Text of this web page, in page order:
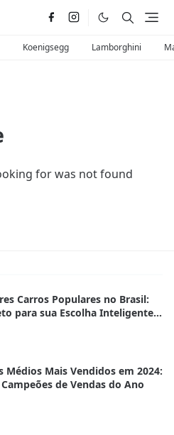
Koenigsegg Lamborghini
for was not found
Carros Populares no Brasil:
para sua Escolha Inteligente
Médios Mais Vendidos em 2024:
de Vendas do Ano